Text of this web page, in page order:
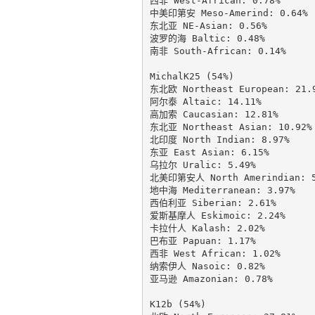
中美印第安 Meso-Amerind: 0.64%
东北亚 NE-Asian: 0.56%
波罗的海 Baltic: 0.48%
南非 South-African: 0.14%
MichalK25 (54%)
东北欧 Northeast European:
阿尔泰 Altaic: 14.11%
高加索 Caucasian: 12.81%
东北亚 Northeast Asian: 10.92%
北印度 North Indian: 8.97%
东亚 East Asian: 6.15%
乌拉尔 Uralic: 5.49%
北美印第安人 North Amerindian:
地中海 Mediterranean: 3.97%
西伯利亚 Siberian: 2.61%
爱斯基摩人 Eskimoic: 2.24%
卡拉什人 Kalash: 2.02%
巴布亚 Papuan: 1.17%
西非 West African: 1.02%
纳索伊人 Nasoic: 0.82%
亚马逊 Amazonian: 0.78%
K12b (54%)